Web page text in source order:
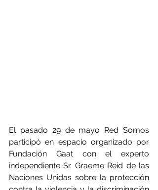
El pasado 29 de mayo Red Somos
participó en espacio organizado por
Fundación Gaat con el experto
independiente Sr. Graeme Reid de las
Naciones Unidas sobre la protección